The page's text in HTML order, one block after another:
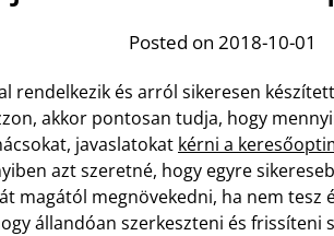
Posted on 2018-10-01
rendelkezik és arról sikeresen
akkor pontosan tudja, hogy
javaslatokat kérni a
azt szeretné, hogy egyre
magától megnövekedni, ha nem tesz
állandóan szerkeszteni és frissíteni